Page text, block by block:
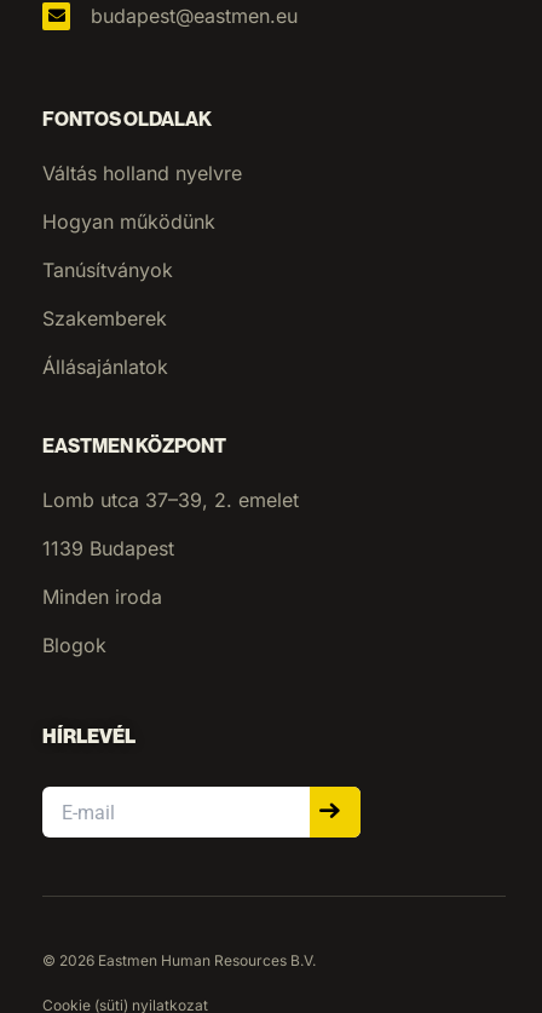
budapest@eastmen.eu
FONTOS OLDALAK
Váltás holland nyelvre
Hogyan működünk
Tanúsítványok
Szakemberek
Állásajánlatok
EASTMEN KÖZPONT
Lomb utca 37–39, 2. emelet
1139 Budapest
Minden iroda
Blogok
HÍRLEVÉL
Email
© 2026 Eastmen Human Resources B.V.
Cookie (süti) nyilatkozat